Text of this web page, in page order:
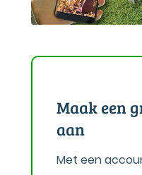
Maak een
aan
Met een